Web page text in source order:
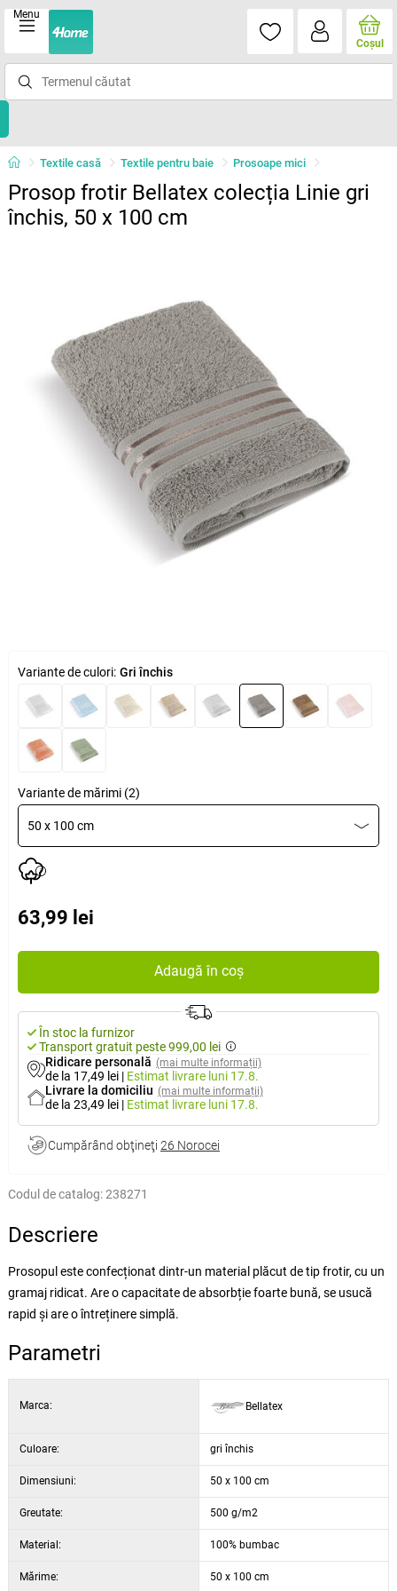
Menu
Coşul
Textile casă Textile pentru baie Prosoape mici
Prosop frotir Bellatex colecția Linie gri
închis, 50 x 100 cm
Variante de culori: Gri închis
Variante de mărimi (2)
50 x 100 cm
63,99 lei
Adaugă în coș
În stoc la furnizor
Transport gratuit peste 999,00 lei
Ridicare personală (mai multe informații)
de la 17,49 lei | Estimat livrare luni 17.8.
Livrare la domiciliu (mai multe informații)
de la 23,49 lei | Estimat livrare luni 17.8.
Cumpărând obţineţi 26 Norocei
Codul de catalog:238271
Descriere
Prosopul este confecționat dintr-un material plăcut de tip frotir, cu un
gramaj ridicat. Are o capacitate de absorbție foarte bună, se usucă
rapid și are o întreținere simplă.
Parametri
Marca: Bellatex
Culoare: gri închis
Dimensiuni: 50 x 100 cm
Greutate: 500 g/m2
Material: 100% bumbac
Mărime: 50 x 100 cm